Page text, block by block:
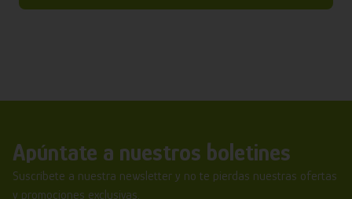
Apúntate a nuestros boletines
Suscríbete a nuestra newsletter y no te pierdas nuestras ofertas
y promociones exclusivas.